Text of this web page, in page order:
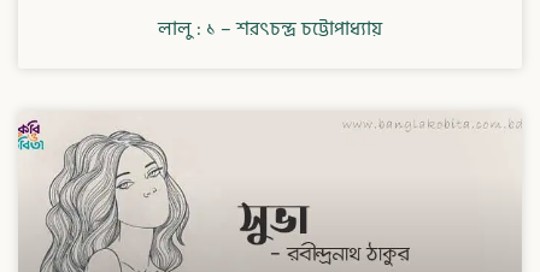
লালু : ১ – শরৎচন্দ্র চট্টোপাধ্যায়